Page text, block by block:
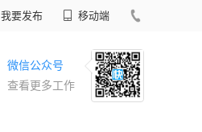
我要发布 移动端
微信公众号
查看更多工作